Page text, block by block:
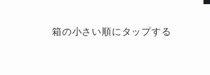
箱の小さい順にタップする